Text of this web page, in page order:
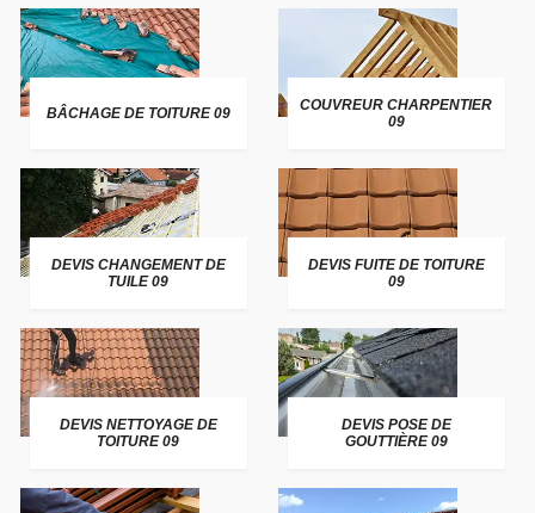
BÂCHAGE DE TOITURE 09
COUVREUR CHARPENTIER
09
DEVIS CHANGEMENT DE
TUILE 09
DEVIS FUITE DE TOITURE
09
DEVIS NETTOYAGE DE
TOITURE 09
DEVIS POSE DE
GOUTTIÈRE 09